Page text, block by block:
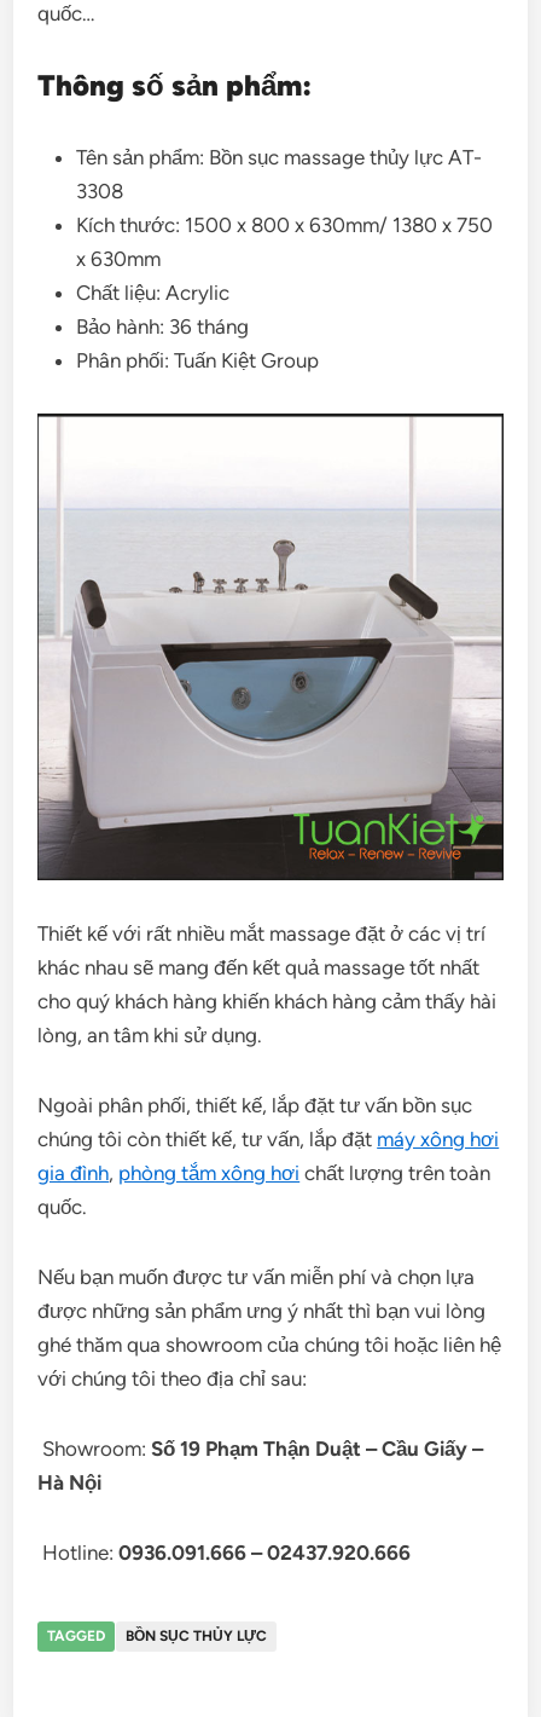
quốc…
Thông số sản phẩm:
Tên sản phẩm: Bồn sục massage thủy lực AT-
3308
Kích thước: 1500 x 800 x 630mm/ 1380 x 750
x 630mm
Chất liệu: Acrylic
Bảo hành: 36 tháng
Phân phối: Tuấn Kiệt Group
Thiết kế với rất nhiều mắt massage đặt ở các vị trí
khác nhau sẽ mang đến kết quả massage tốt nhất
cho quý khách hàng khiến khách hàng cảm thấy hài
lòng, an tâm khi sử dụng.
Ngoài phân phối, thiết kế, lắp đặt tư vấn bồn sục
chúng tôi còn thiết kế, tư vấn, lắp đặt máy xông hơi
gia đình, phòng tắm xông hơi chất lượng trên toàn
quốc.
Nếu bạn muốn được tư vấn miễn phí và chọn lựa
được những sản phẩm ưng ý nhất thì bạn vui lòng
ghé thăm qua showroom của chúng tôi hoặc liên hệ
với chúng tôi theo địachỉ sau:
Showroom:Số 19 Phạm Thận Duật – Cầu Giấy –
Hà Nội
Hotline:0936.091.666 – 02437.920.666
TAGGED BỒN SỤC THỦY LỰC